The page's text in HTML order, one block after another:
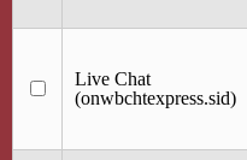
40 Jahre
Terminkalender
Gemeinsam aktiv
Gemeinsam
wirFAIRändern
Live Chat
(onwbchtexpress.sid)